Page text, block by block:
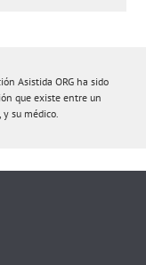
Asistida ORG ha sido
que existe entre un
su médico.